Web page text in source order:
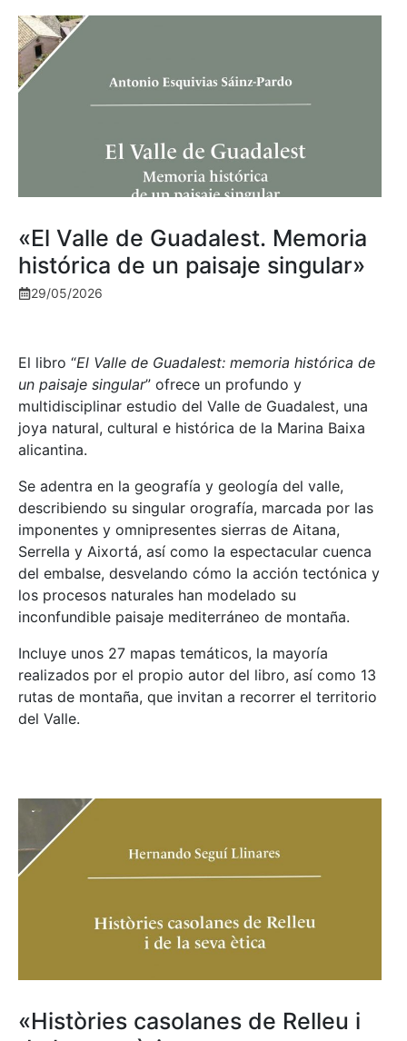
«El Valle de Guadalest. Memoria
histórica de un paisaje singular»
29/05/2026
El libro “El Valle de Guadalest: memoria histórica de
un paisaje singular” ofrece un profundo y
multidisciplinar estudio del Valle de Guadalest, una
joya natural, cultural e histórica de la Marina Baixa
alicantina.
Se adentra en la geografía y geología del valle,
describiendo su singular orografía, marcada por las
imponentes y omnipresentes sierras de Aitana,
Serrella y Aixortá, así como la espectacular cuenca
del embalse, desvelando cómo la acción tectónica y
los procesos naturales han modelado su
inconfundible paisaje mediterráneo de montaña.
Incluye unos 27 mapas temáticos, la mayoría
realizados por el propio autor del libro, así como 13
rutas de montaña, que invitan a recorrer el territorio
del Valle.
«Històries casolanes de Relleu i